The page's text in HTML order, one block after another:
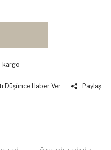
kargo
Düşünce Haber Ver Paylaş